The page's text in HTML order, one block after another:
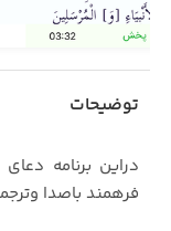
توضیحات
دراین برنامه
فرهمند باصدا